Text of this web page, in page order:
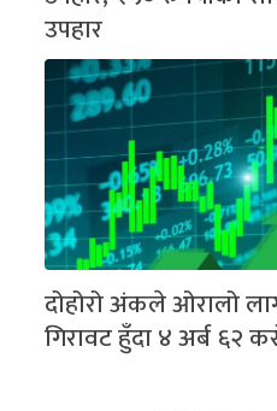
उपहार
दोहोरो अंकले ओरालो
गिरावट हुँदा ४ अर्ब ६२